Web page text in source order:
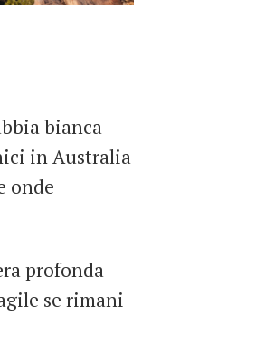
bianca
in Australia
onde
profonda
se rimani